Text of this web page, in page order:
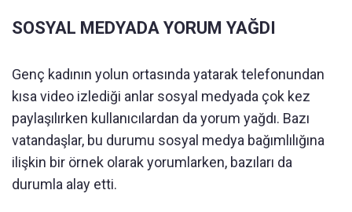
SOSYAL MEDYADA YORUM YAĞDI
Genç kadının yolun ortasında yatarak telefonundan
kısa video izlediği anlar sosyal medyada çok kez
paylaşılırken kullanıcılardan da yorum yağdı. Bazı
vatandaşlar, bu durumu sosyal medya bağımlılığına
ilişkin bir örnek olarak yorumlarken, bazıları da
durumla alay etti.